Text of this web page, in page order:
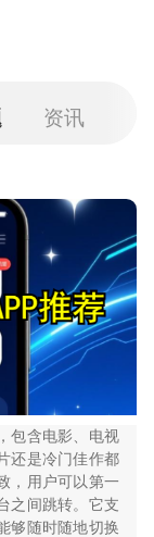
资讯
包含电影、电视
还是冷门佳作都
，用户可以第一
之间跳转。它支
够随时随地切换